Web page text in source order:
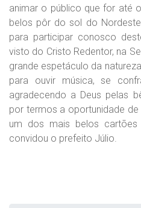
animar o público que for até
belos pôr do sol do
para participar conosco
visto do Cristo Redentor, na
grande espetáculo da
para ouvir música, se
agradecendo a Deus pelas
por termos a oportunidade
um dos mais belos cartões
convidou o prefeito Júlio.